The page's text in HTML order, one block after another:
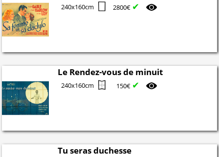
240x160cm 2800€ ✔
Le Rendez-vous de minuit
240x160cm 150€ ✔
Tu seras duchesse